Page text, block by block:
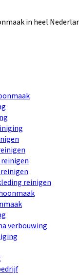
in heel
reinigen
verbouwing